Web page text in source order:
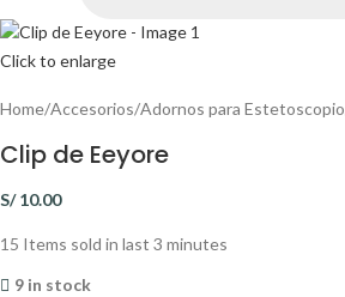
Click to enlarge
Home Accesorios Adornos para Estetoscopio
Clip de Eeyore
S/10.00
15 Items sold in last 3 minutes
9 in stock